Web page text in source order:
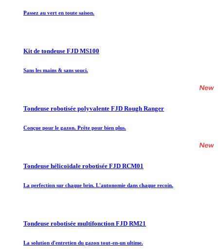
Passez au vert en toute saison.
Kit de tondeuse FJD MS100
Sans les mains & sans souci.
Tondeuse robotisée polyvalente FJD Rough Ranger
Conçue pour le gazon. Prête pour bien plus.
Tondeuse hélicoïdale robotisée FJD RCM01
La perfection sur chaque brin. L'autonomie dans chaque recoin.
Tondeuse robotisée multifonction FJD RM21
La solution d'entretien du gazon tout-en-un ultime.